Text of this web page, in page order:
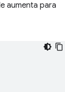
aumenta para